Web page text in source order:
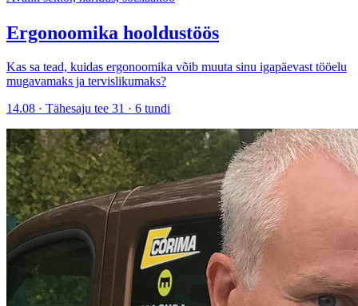
Ergonoomika hooldustöös
Kas sa tead, kuidas ergonoomika võib muuta sinu igapäevast tööelu
mugavamaks ja tervislikumaks?
14.08 · Tähesaju tee 31 · 6 tundi